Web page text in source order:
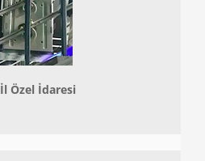
Özel İdaresi